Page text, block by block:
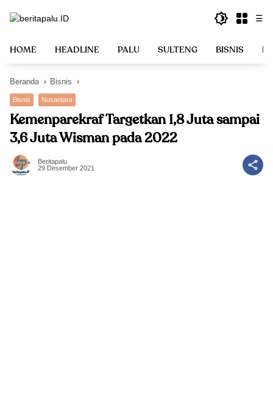
☰
HOME HEADLINE PALU SULTENG BISNIS
Beranda Bisnis
Bisnis Nusantara
Kemenparekraf Targetkan 1,8 Juta sampai
3,6 Juta Wisman pada 2022
Beritapalu
29 Desember 2021